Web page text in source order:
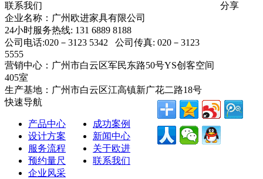
联系我们
企业名称：广州欧进家具有限公司
24小时服务热线: 131 6889 8188
公司电话:020－3123 5342 公司传真: 020－3123
5555
营销中心：广州市白云区军民东路50号YS创客空间
405室
生产基地：广州市白云区江高镇新广花二路18号
快速导航
产品中心
成功案例
设计方案
新闻中心
服务流程
关于欧进
预约量尺
联系我们
企业风采
分享